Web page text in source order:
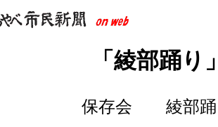
「綾部踊
保存会 綾部踊